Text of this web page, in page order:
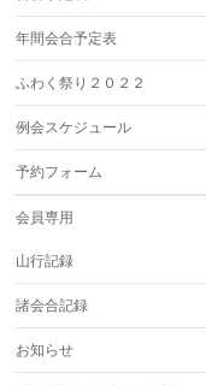
年間会合予定表
ふわく祭り２０２２
例会スケジュール
予約フォーム
会員専用
山行記録
諸会合記録
お知らせ